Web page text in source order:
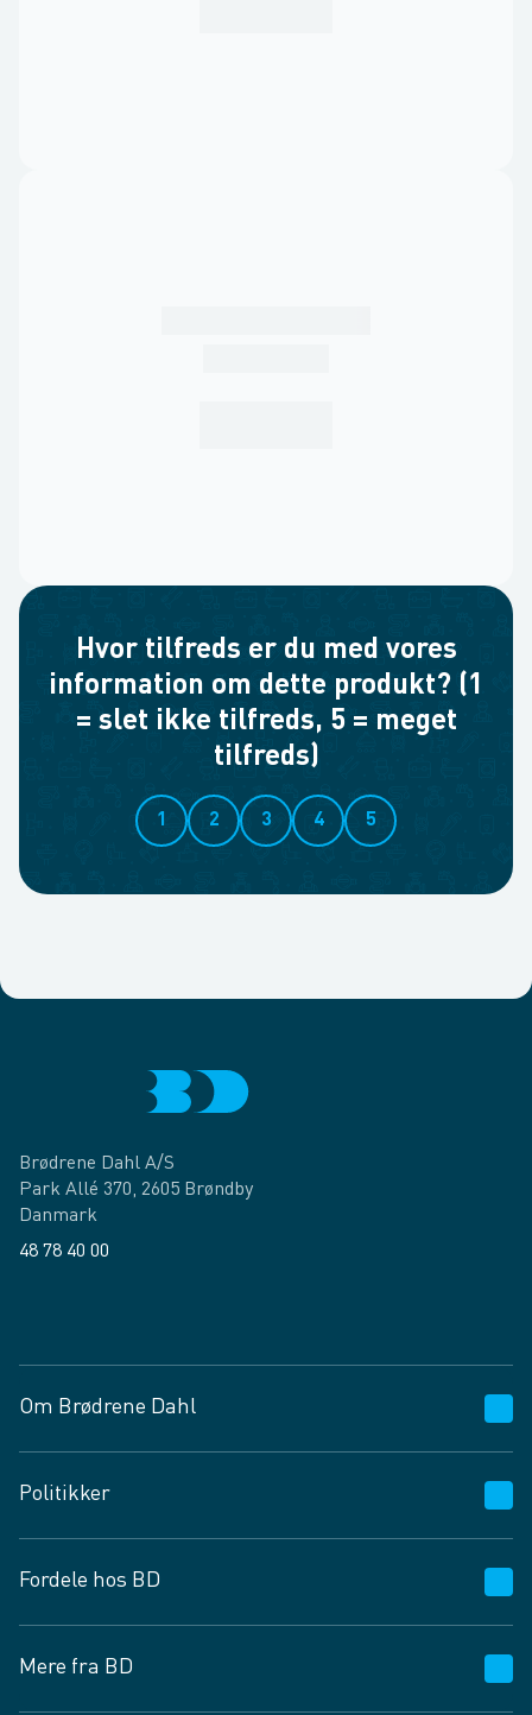
Hvor tilfreds er du med vores
information om dette produkt? (1
= slet ikke tilfreds, 5 = meget
tilfreds)
1 2 3 4 5
Brødrene Dahl A/S
Park Allé 370, 2605 Brøndby
Danmark
48 78 40 00
Om Brødrene Dahl
Vagttelefon 30 10 89 89
Spørgsmål og svar
Job og karriere
Fødevarekontrolrapport
Politikker
Privatlivspolitik
Cookies
Vilkår og betingelser
Fordele hos BD
BD app
Mere fra BD